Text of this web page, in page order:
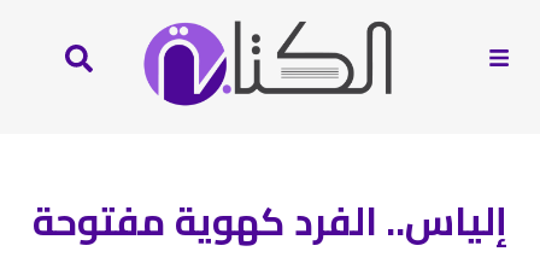
إلياس.. الفرد كهوية مفتوحة